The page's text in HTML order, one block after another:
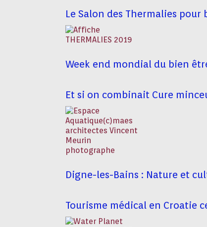
Le Salon des Thermalies pour
Week end mondial du bien
Et si on combinait Cure
Digne-les-Bains : Nature et
Tourisme médical en Croatie